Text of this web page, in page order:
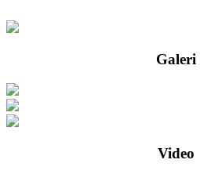
Galeri
Video